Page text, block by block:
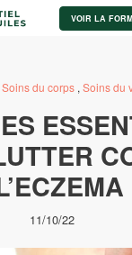
VOIR LA
Soins du corps , Soins du
11/10/22